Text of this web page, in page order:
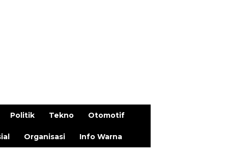
Politik Tekno Otomotif
Organisasi Info Warna